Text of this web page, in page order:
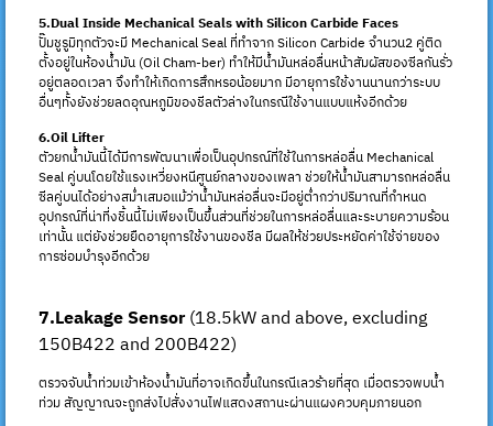
5.Dual Inside Mechanical Seals with Silicon Carbide Faces
ปั๊มชูรูมิทุกตัวจะมี Mechanical Seal ที่ทำจาก Silicon Carbide จำนวน2 คู่ติด
ตั้งอยู่ในห้องน้ำมัน (Oil Cham-ber) ทำให้มีน้ำมันหล่อลื่นหน้าสัมผัสของซีลกันรั่ว
อยู่ตลอดเวลา จึงทำให้เกิดการสึกหรอน้อยมาก มีอายุการใช้งานนานกว่าระบบ
อื่นๆทั้งยังช่วยลดอุณหภูมิของชีลตัวล่างในกรณีใช้งานแบบแห้งอีกด้วย
6.Oil Lifter
ตัวยกน้ำมันนี้ได้มีการพัฒนาเพื่อเป็นอุปกรณ์ที่ใช้ในการหล่อลื่น Mechanical
Seal คู่บนโดยใช้แรงเหวี่ยงหนีศูนย์กลางของเพลา ช่วยให้น้ำมันสามารถหล่อลื่น
ซีลคู่บนได้อย่างสม่ำเสมอแม้ว่าน้ำมันหล่อลื่นจะมีอยู่ต่ำกว่าปริมาณที่กำหนด
อุปกรณ์ที่น่าที่งชิ้นนี้ไม่เพียงเป็นขึ้นส่วนที่ช่วยในการหล่อลื่นและระบายความร้อน
เท่านั้น แต่ยังช่วยยืดอายุการใช้งานของชีล มีผลให้ช่วยประหยัดค่าใช้จ่ายของ
การซ่อมบำรุงอีกด้วย
7.Leakage Sensor(18.5kW and above, excluding
150B422 and 200B422)
ตรวจจับน้ำท่วมเข้าห้องน้ำมันที่อาจเกิดขึ้นในกรณีเลวร้ายที่สุด เมื่อตรวจพบน้ำ
ท่วม สัญญาณจะถูกส่งไปสั่งงานไฟแสดงสถานะผ่านแผงควบคุมภายนอก